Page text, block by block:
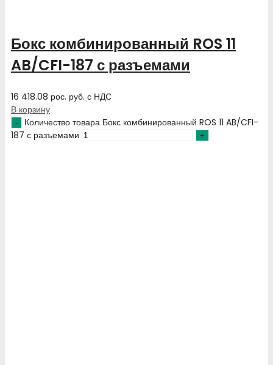
Бокс комбинированный ROS 11
AB/CFI-187 с разъемами
16 418.08 рос. руб. с НДС
В корзину
Количество товара Бокс комбинированный ROS 11 AB/CFI-
187 с разъемами